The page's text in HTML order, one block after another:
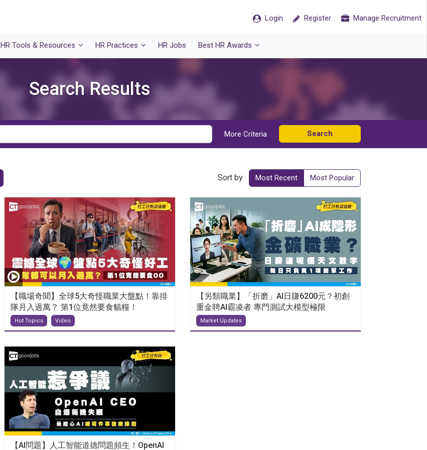
Login Register Manage Recruitment
HR Tools & Resources HR Practices HR Jobs Best HR Awards
Search Results
More Criteria Search
Sort by Most Recent Most Popular
【職場奇聞】全球5大奇怪職業大盤點！靠排
隊月入過萬？ 第1位竟然要食貓糧！
Hot Topics Video
【另類職業】「折磨」AI日賺6200元？初創
重金聘AI霸凌者 專門測試大模型極限
Market Updates
【AI問題】人工智能道德問題頻生！OpenAI